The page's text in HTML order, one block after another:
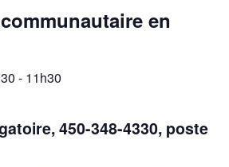
en
- 11h30
450-348-4330, poste